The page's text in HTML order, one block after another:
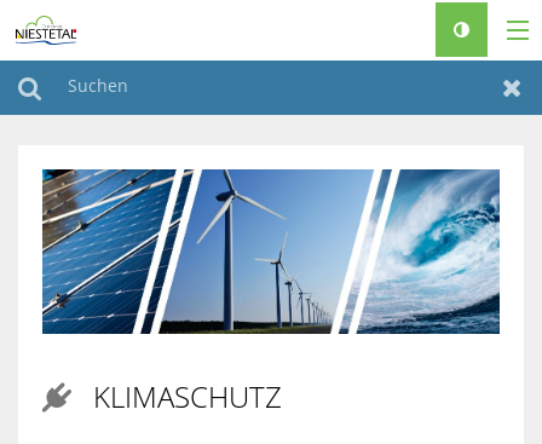
RATHAUS & POLITIK
FREIZEIT & TOURISMUS
FAMILIEN & SENIOREN
BAUEN & KLIMASCHUTZ
 KLIMASCHUTZ